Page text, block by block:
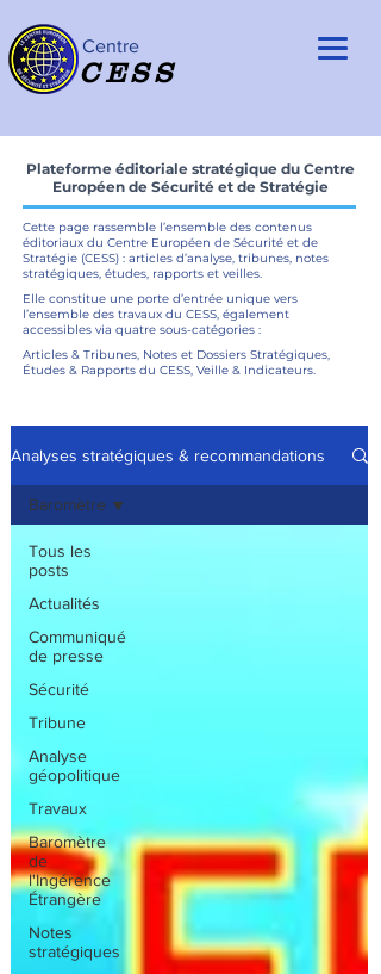
Centre
CESS
Plateforme éditoriale stratégique du Centre
Européen de Sécurité et de Stratégie
Cette page rassemble l’ensemble des contenus
éditoriaux du Centre Européen de Sécurité et de
Stratégie (CESS) : articles d’analyse, tribunes, notes
stratégiques, études, rapports et veilles.
Elle constitue une porte d’entrée unique vers
l’ensemble des travaux du CESS, également
accessibles via quatre sous-catégories :
Articles & Tribunes, Notes et Dossiers Stratégiques,
Études & Rapports du CESS, Veille & Indicateurs.
Analyses stratégiques & recommandations
Tous les
posts
Actualités
Communiqué
de presse
Sécurité
Tribune
Analyse
géopolitique
Travaux
Baromètre
de
l'Ingérence
Étrangère
Notes
stratégiques
Baromètre